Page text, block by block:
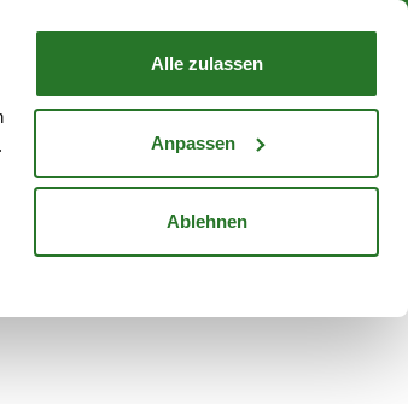
Alle zulassen
Anpassen
Ablehnen
Mein KontoStandorte
WARENKORB